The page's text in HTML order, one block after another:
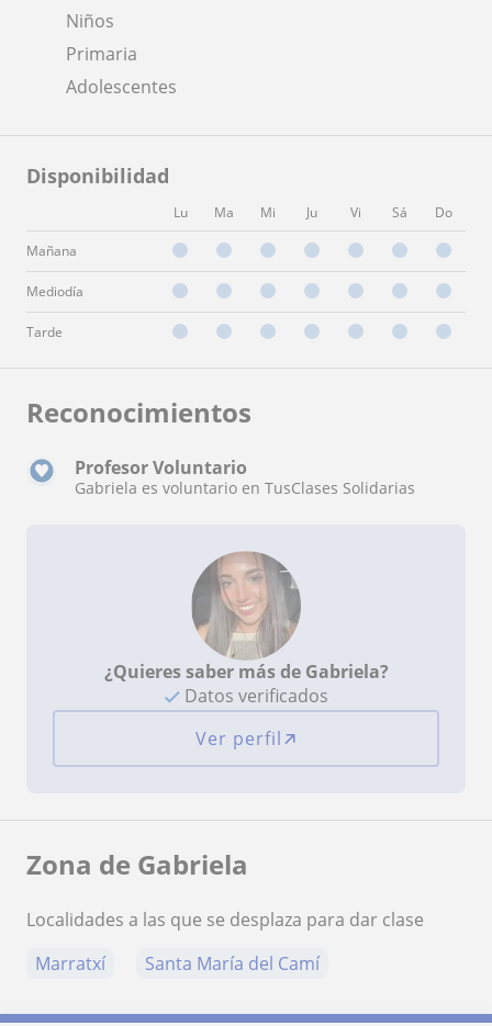
Niños
Primaria
Adolescentes
Disponibilidad
Lu Ma Mi Ju Vi Sá Do
Mañana
Mediodía
Tarde
Reconocimientos
Profesor Voluntario
Gabriela es voluntario en TusClases Solidarias
¿Quieres saber más de Gabriela?
Datos verificados
Ver perfil
Zona de Gabriela
Localidades a las que se desplaza para dar clase
Marratxí
Santa María del Camí